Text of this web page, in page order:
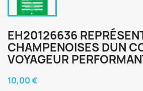
EH20126636
CHAMPENOISES DUN
VOYAGEUR
10,00 €